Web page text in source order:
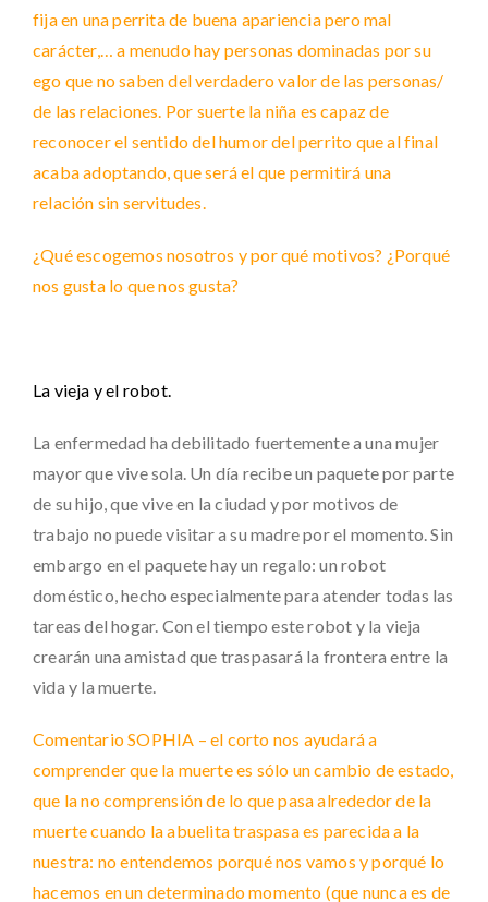
fija en una perrita de buena apariencia pero mal
carácter,… a menudo hay personas dominadas por su
ego que no saben del verdadero valor de las personas/
de las relaciones. Por suerte la niña es capaz de
reconocer el sentido del humor del perrito que al final
acaba adoptando, que será el que permitirá una
relación sin servitudes.
¿Qué escogemos nosotros y por qué motivos? ¿Porqué
nos gusta lo que nos gusta?
La vieja y el robot.
La enfermedad ha debilitado fuertemente a una mujer
mayor que vive sola. Un día recibe un paquete por parte
de su hijo, que vive en la ciudad y por motivos de
trabajo no puede visitar a su madre por el momento. Sin
embargo en el paquete hay un regalo: un robot
doméstico, hecho especialmente para atender todas las
tareas del hogar. Con el tiempo este robot y la vieja
crearán una amistad que traspasará la frontera entre la
vida y la muerte.
Comentario SOPHIA – el corto nos ayudará a
comprender que la muerte es sólo un cambio de estado,
que la no comprensión de lo que pasa alrededor de la
muerte cuando la abuelita traspasa es parecida a la
nuestra: no entendemos porqué nos vamos y porqué lo
hacemos en un determinado momento (que nunca es de